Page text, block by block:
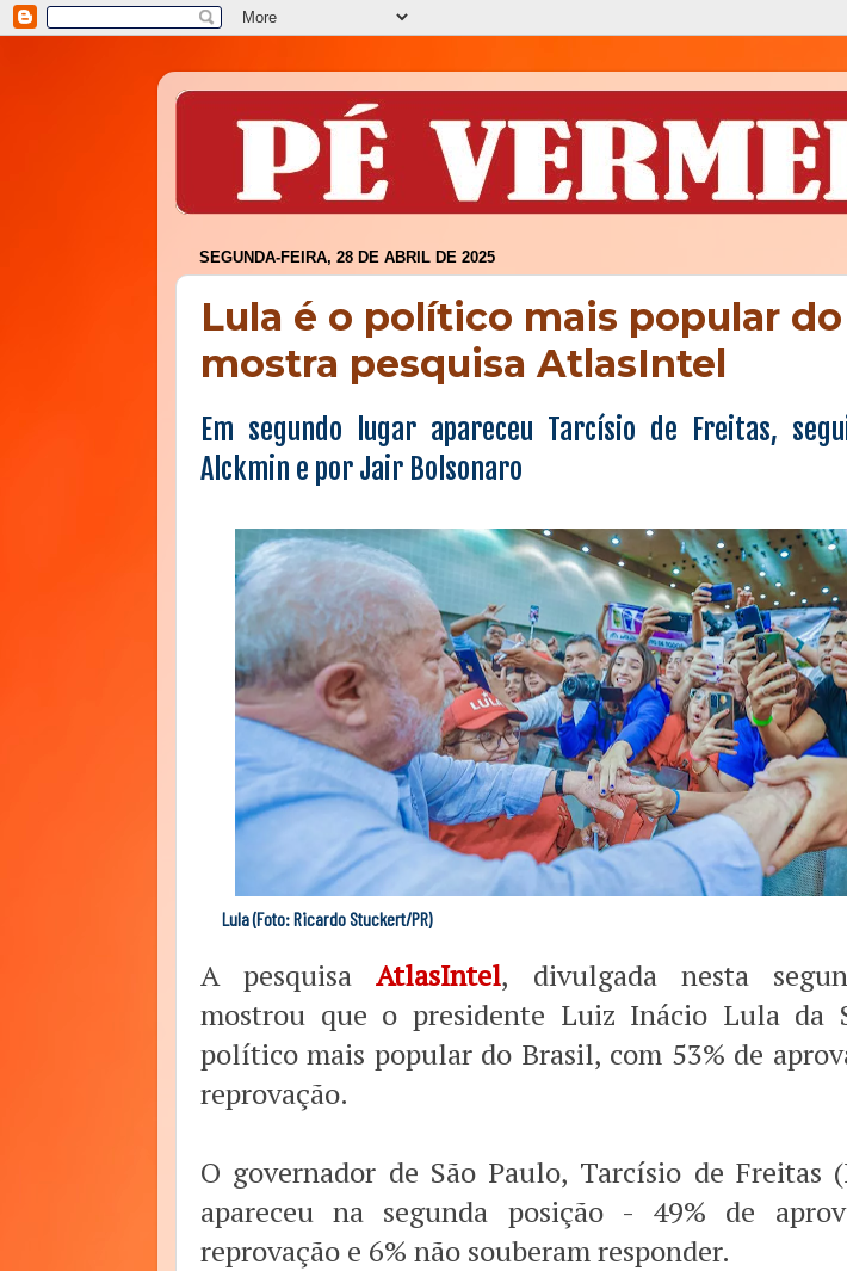
SEGUNDA-FEIRA, 28 DE ABRIL DE 2025
Lula é o político mais popular do
mostra pesquisa AtlasIntel
Em segundo lugar apareceu Tarcísio de Freitas,
Alckmin e por Jair Bolsonaro
Lula (Foto: Ricardo Stuckert/PR)
A pesquisaAtlasIntel, divulgada nesta
mostrou que o presidente Luiz Inácio Lula da
político mais popular do Brasil, com 53% de
reprovação.
O governador de São Paulo, Tarcísio de Freitas
apareceu na segunda posição - 49% de
reprovação e 6% não souberam responder.